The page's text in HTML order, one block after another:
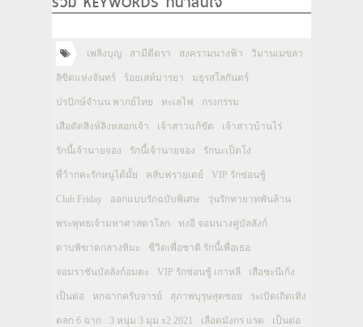
เพลิงบุญ สามีตีตรา สงครามนางฟ้า วิมานเมขลา
ลิขิตแห่งจันทร์ ร้อยเล่ห์มารยา มธุรสโลกันตร์
ปรปักษ์จำนน พากย์ไทย ทะเลไฟ กรงกรรม
เสือตัดสิงห์ลิงหลอกเจ้า เจ้าสาวแก้ขัด เจ้าสาวบ้านไร่
รักนี้เจ้านายจอง รักนี้เจ้านายจอง รักนะเป็ดโง่
พี่ว้ากคะรักหนูได้มั้ย คลับฟรายเดย์ VIP รักซ่อนชู้
Club Friday ออกแบบรักฉบับพิเศษ วุ่นรักทายาทพันล้าน
พระพุทธเจ้ามหาศาสดาโลก ทงอี จอมนางคู่บัลลังก์
ดาบพิฆาตกลางหิมะ ชีวิตเพื่อชาติ รักนี้เพื่อเธอ
จอมราชันบัลลังก์อมตะ VIP รักซ่อนชู้ เกาหลี เสือชะนีเก้ง
เป็นต่อ หกฉากครับจารย์ สุภาพบุรุษสุดซอย ระเบิดเถิดเทิง
ตลก 6 ฉาก 3 หนุ่ม 3 มุม x2 2021 เลือดมังกร แรด เป็นต่อ